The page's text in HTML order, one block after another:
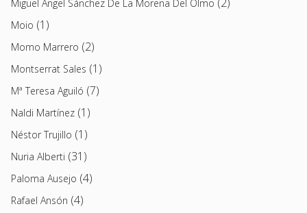
Miguel Ángel Sánchez De La Morena Del Olmo
Moio (1)
Momo Marrero (2)
Montserrat Sales (1)
Mª Teresa Aguiló (7)
Naldi Martínez (1)
Néstor Trujillo (1)
Nuria Alberti (31)
Paloma Ausejo (4)
Rafael Ansón (4)